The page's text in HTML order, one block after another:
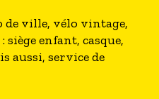
de ville, vélo vintage,
siège enfant, casque,
aussi, service de